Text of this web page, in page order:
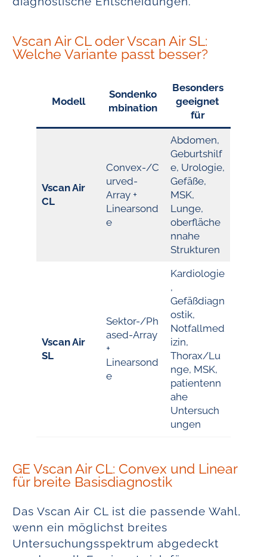
Vscan Air CL oder Vscan Air SL:
Welche Variante passt besser?
Modell
Sondenko
mbination
Besonders
geeignet
für
Vscan Air
CL
Convex-/C
urved-
Array +
Linearsond
e
Abdomen,
Geburtshilf
e, Urologie,
Gefäße,
MSK,
Lunge,
oberfläche
nnahe
Strukturen
Vscan Air
SL
Sektor-/Ph
ased-Array
+
Linearsond
e
Kardiologie
,
Gefäßdiagn
ostik,
Notfallmed
izin,
Thorax/Lu
nge, MSK,
patientenn
ahe
Untersuch
ungen
GE Vscan Air CL: Convex und Linear
für breite Basisdiagnostik
Das Vscan Air CL ist die passende Wahl,
wenn ein möglichst breites
Untersuchungsspektrum abgedeckt